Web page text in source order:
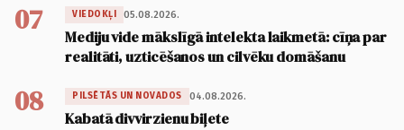
07 VIEDOKĻI 05.08.2026.
Mediju vide mākslīgā intelekta laikmetā: cīņa par
realitāti, uzticēšanos un cilvēku domāšanu
08 PILSĒTĀS UN NOVADOS 04.08.2026.
Kabatā divvirzienu biļete